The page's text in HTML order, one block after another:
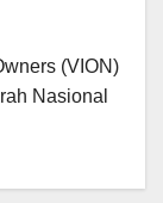
(VION)
Nasional